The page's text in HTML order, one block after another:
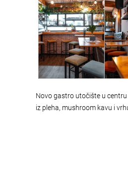
Novo gastro utočište u
iz pleha, mushroom kavu i